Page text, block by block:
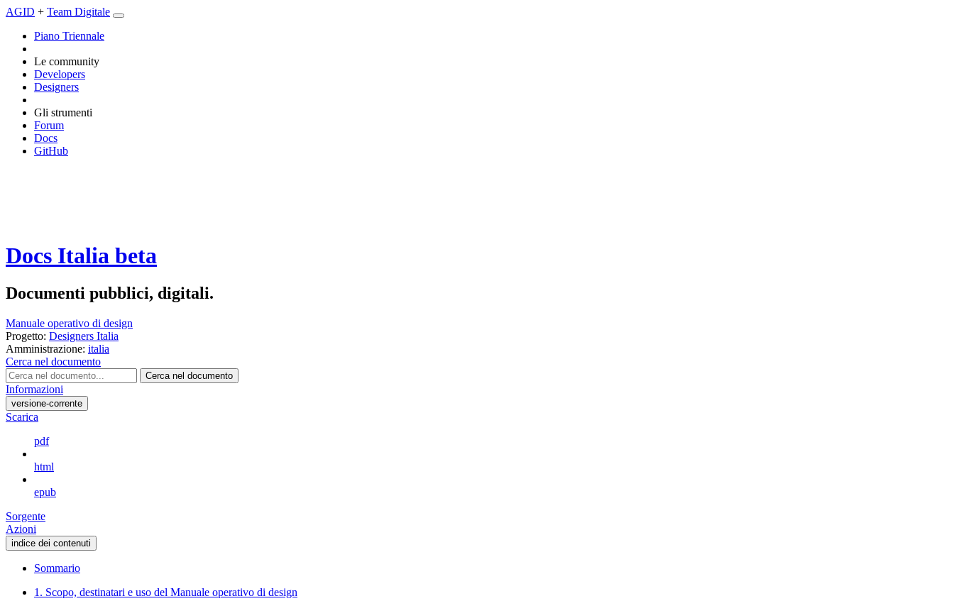
AGID + Team Digitale
Piano Triennale
Le community
Developers
Designers
Gli strumenti
Forum
Docs
GitHub
Docs Italia beta
Documenti pubblici, digitali.
Manuale operativo di design
Progetto: Designers Italia
Amministrazione: italia
Cerca nel documento
Cerca nel documento
Informazioni
versione-corrente
Scarica
pdf
html
epub
Sorgente
Azioni
indice dei contenuti
Sommario
1. Scopo, destinatari e uso del Manuale operativo di design